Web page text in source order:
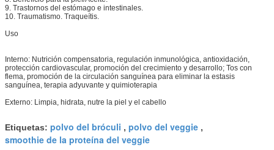
9. Trastornos del estómago e intestinales.
10. Traumatismo. Traqueítis.
Uso
Interno: Nutrición compensatoria, regulación inmunológica, antioxidación,
protección cardiovascular, promoción del crecimiento y desarrollo; Tos con
flema, promoción de la circulación sanguínea para eliminar la estasis
sanguínea, terapia adyuvante y quimioterapia
Externo: Limpia, hidrata, nutre la piel y el cabello
Etiquetas: polvo del bróculi , polvo del veggie ,
smoothie de la proteína del veggie